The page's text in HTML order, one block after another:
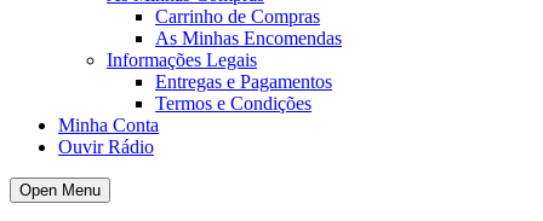
Carrinho de Compras
As Minhas Encomendas
Informações Legais
Entregas e Pagamentos
Termos e Condições
Minha Conta
Ouvir Rádio
Open Menu